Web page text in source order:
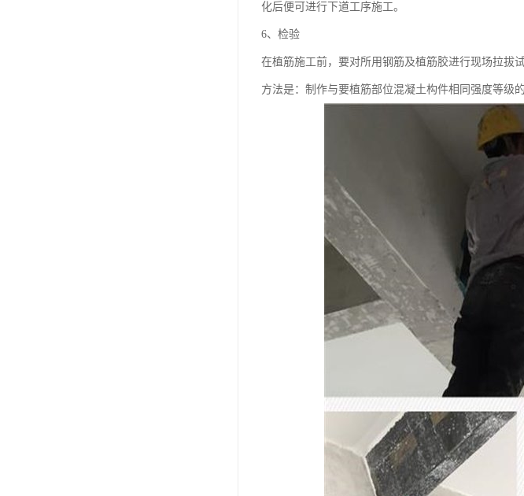
化后便可进行下道工序施工。
6、检验
在植筋施工前，要对所用钢筋及植筋胶进行现场拉拔
方法是：制作与要植筋部位混凝土构件相同强度等级